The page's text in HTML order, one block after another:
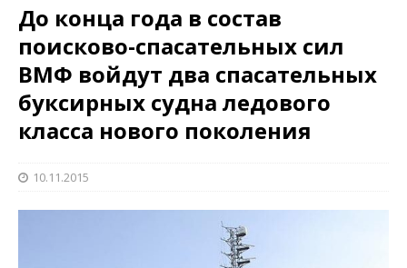
До конца года в состав
поисково-спасательных сил
ВМФ войдут два спасательных
буксирных судна ледового
класса нового поколения
10.11.2015